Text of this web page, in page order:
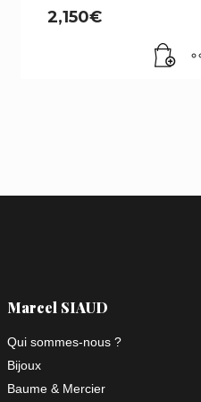
2,150€
Marcel SIAUD
Qui sommes-nous ?
Bijoux
Baume & Mercier